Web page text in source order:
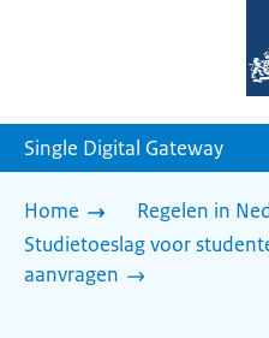
Single Digital Gateway
Home
Regelen in
Studietoeslag voor
aanvragen